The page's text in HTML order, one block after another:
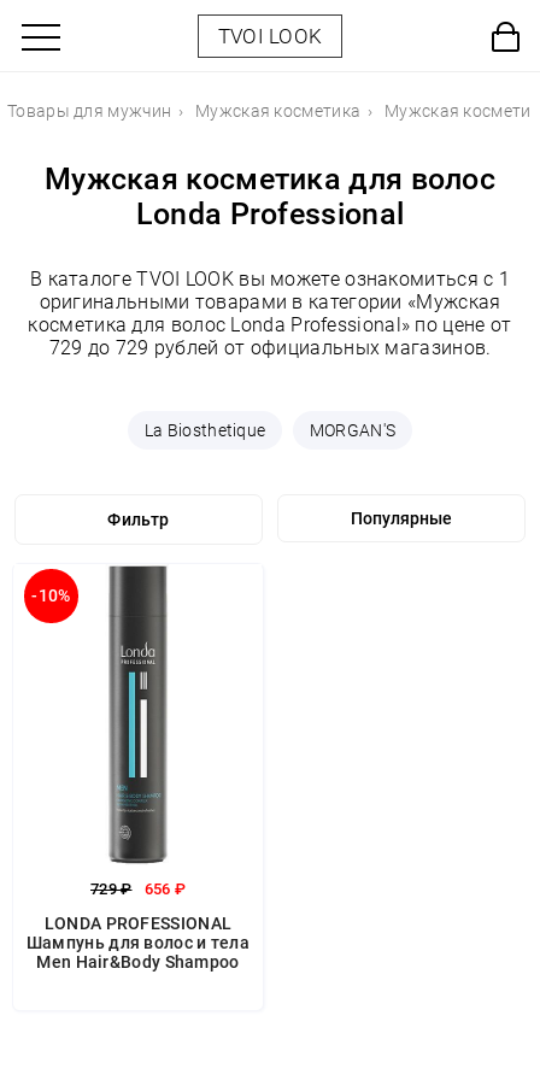
TVOI LOOK
Товары для мужчин Мужская косметика Мужская
Мужская косметика для волос
Londa Professional
В каталоге TVOI LOOK вы можете ознакомиться с 1
оригинальными товарами в категории «Мужская
косметика для волос Londa Professional» по цене от
729 до 729 рублей от официальных магазинов.
La Biosthetique MORGAN'S
Фильтр
-10%
729 ₽ 656 ₽
LONDA PROFESSIONAL
Шампунь для волос и тела
Men Hair&Body Shampoo